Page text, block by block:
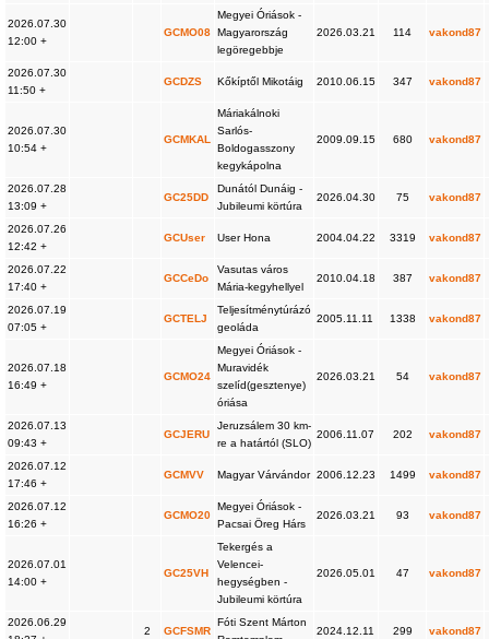
2026.07.30
12:00 +
GCMO08
Megyei Óriások -
Magyarország
legöregebbje
2026.03.21 114 vakond87
2026.07.30
11:50 +
GCDZS Kőkíptől Mikotáig 2010.06.15 347 vakond87
2026.07.30
10:54 +
GCMKAL
Máriakálnoki
Sarlós-
Boldogasszony
kegykápolna
2009.09.15 680 vakond87
2026.07.28
13:09 +
GC25DD
Dunától Dunáig -
Jubileumi körtúra
2026.04.30 75 vakond87
2026.07.26
12:42 +
GCUser User Hona 2004.04.22 3319 vakond87
2026.07.22
17:40 +
GCCeDo
Vasutas város
Mária-kegyhellyel
2010.04.18 387 vakond87
2026.07.19
07:05 +
GCTELJ
Teljesítménytúrázó
geoláda
2005.11.11 1338 vakond87
2026.07.18
16:49 +
GCMO24
Megyei Óriások -
Muravidék
szelíd(gesztenye)
óriása
2026.03.21 54 vakond87
2026.07.13
09:43 +
GCJERU
Jeruzsálem 30 km-
re a határtól (SLO)
2006.11.07 202 vakond87
2026.07.12
17:46 +
GCMVV Magyar Várvándor 2006.12.23 1499 vakond87
2026.07.12
16:26 +
GCMO20
Megyei Óriások -
Pacsai Öreg Hárs
2026.03.21 93 vakond87
2026.07.01
14:00 +
GC25VH
Tekergés a
Velencei-
hegységben -
Jubileumi körtúra
2026.05.01 47 vakond87
2026.06.29
2 GCFSMR
Fóti Szent Márton
2024.12.11 299 vakond87